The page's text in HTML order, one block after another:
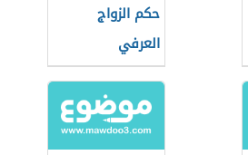
حكم الزواج
العرفي